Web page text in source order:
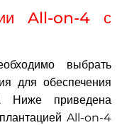
All-on-4 с
выбрать
для обеспечения
Ниже приведена
All-on-4